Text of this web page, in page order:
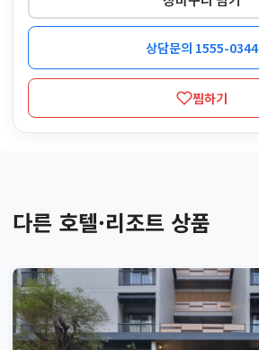
상담문의 1555-0344
찜하기
다른 호텔·리조트 상품